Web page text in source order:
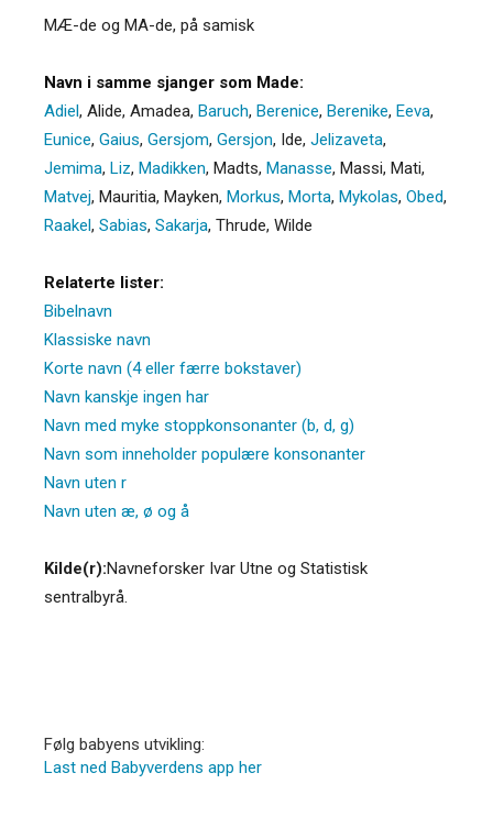
MÆ-de og MA-de, på samisk
Navn i samme sjanger som Made:
Adiel, Alide, Amadea, Baruch, Berenice, Berenike, Eeva,
Eunice, Gaius, Gersjom, Gersjon, Ide, Jelizaveta,
Jemima, Liz, Madikken, Madts, Manasse, Massi, Mati,
Matvej, Mauritia, Mayken, Morkus, Morta, Mykolas, Obed,
Raakel, Sabias, Sakarja, Thrude, Wilde
Relaterte lister:
Bibelnavn
Klassiske navn
Korte navn (4 eller færre bokstaver)
Navn kanskje ingen har
Navn med myke stoppkonsonanter (b, d, g)
Navn som inneholder populære konsonanter
Navn uten r
Navn uten æ, ø og å
Kilde(r):Navneforsker Ivar Utne og Statistisk
sentralbyrå.
Følg babyens utvikling:
Last ned Babyverdens app her